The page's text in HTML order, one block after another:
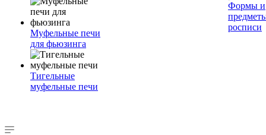
Муфельные печи
для фьюзинга
Тигельные
муфельные печи
Формы и
росписи